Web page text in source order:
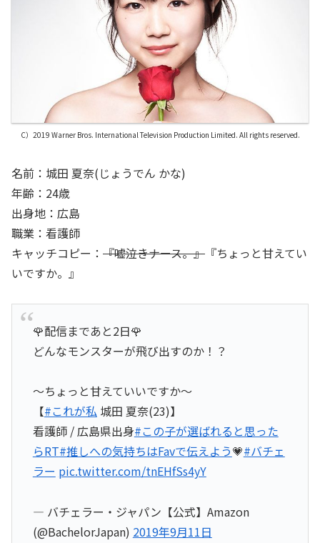
C）2019 Warner Bros. International Television Production Limited. All rights reserved.
名前：城田 夏奈(じょうでん かな)
年齢：24歳
出身地：広島
職業：看護師
キャッチコピー： 『嘘泣きナース。』 『ちょっと甘えてい
いですか。』
🌹配信まであと2日🌹
どんなモンスターが飛び出すのか！？
〜ちょっと甘えていいですか〜
【#これが私城田 夏奈(23)】
看護師 / 広島県出身#この子が選ばれると思った
らRT#推しへの気持ちはFavで伝えよう💗#バチェ
ラー pic.twitter.com/tnEHfSs4yY
— バチェラー・ジャパン【公式】Amazon
(@BachelorJapan) 2019年9月11日